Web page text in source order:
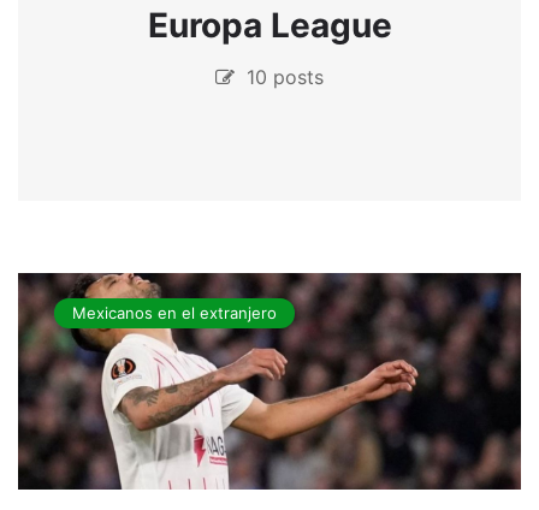
Europa League
10 posts
Mexicanos en el extranjero